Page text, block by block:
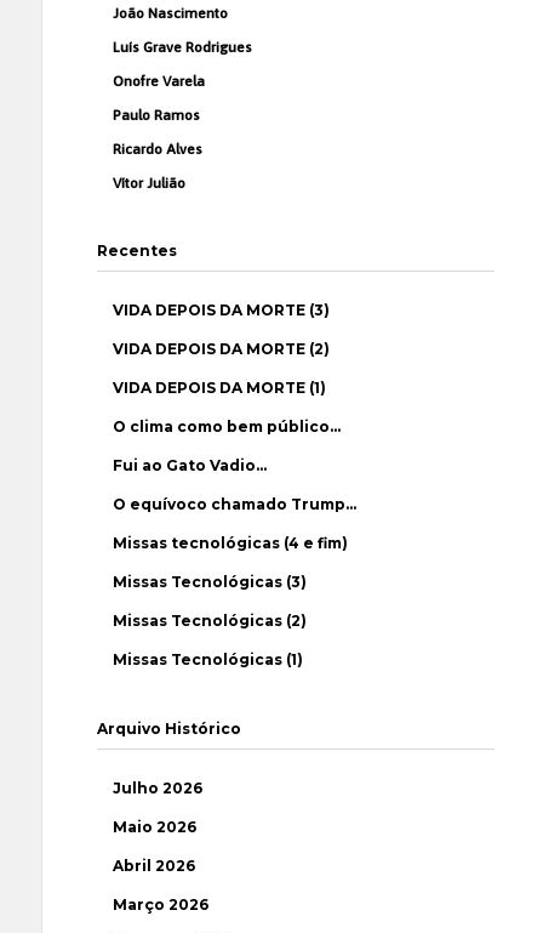
João Nascimento
Luís Grave Rodrigues
Onofre Varela
Paulo Ramos
Ricardo Alves
Vítor Julião
Recentes
VIDA DEPOIS DA MORTE (3)
VIDA DEPOIS DA MORTE (2)
VIDA DEPOIS DA MORTE (1)
O clima como bem público…
Fui ao Gato Vadio…
O equívoco chamado Trump…
Missas tecnológicas (4 e fim)
Missas Tecnológicas (3)
Missas Tecnológicas (2)
Missas Tecnológicas (1)
Arquivo Histórico
Julho 2026
Maio 2026
Abril 2026
Março 2026